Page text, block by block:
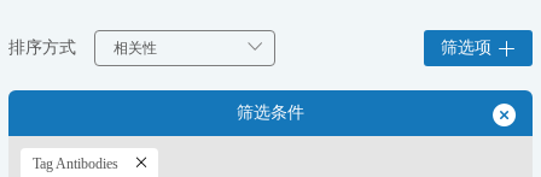
排序方式 筛选项
筛选条件
Tag Antibodies